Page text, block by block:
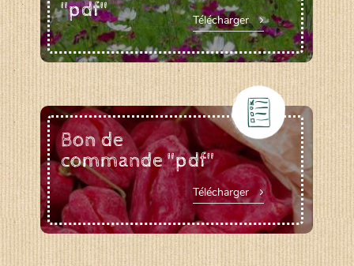
"pdf"
Télécharger
Bon de
commande "pdf"
Télécharger